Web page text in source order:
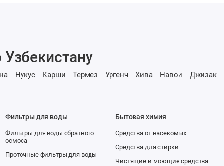
Нукус Карши Термез Ургенч Хива Навои Джизак
Фильтры для воды
Фильтры для воды обратного
осмоса
Проточные фильтры для воды
Бытовая химия
Средства от насекомых
Средства для стирки
Чистящие и моющие средства